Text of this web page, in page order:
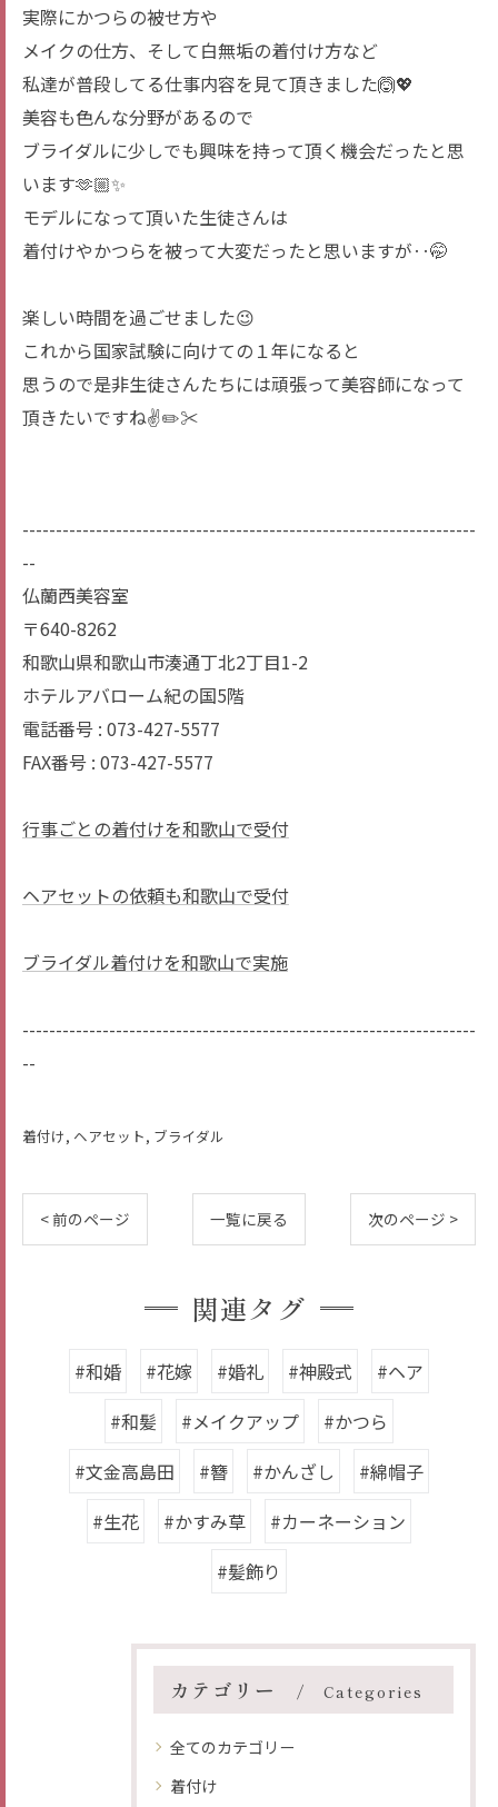
実際にかつらの被せ方や
メイクの仕方、そして白無垢の着付け方など
私達が普段してる仕事内容を見て頂きました🙆💖
美容も色んな分野があるので
ブライダルに少しでも興味を持って頂く機会だったと思
います🫶🏼✨
モデルになって頂いた生徒さんは
着付けやかつらを被って大変だったと思いますが‥🤭
楽しい時間を過ごせました😉
これから国家試験に向けての１年になると
思うので是非生徒さんたちには頑張って美容師になって
頂きたいですね✌✏️✂️
--------------------------------------------------------------------
--
仏蘭西美容室
〒640-8262
和歌山県和歌山市湊通丁北2丁目1-2
ホテルアバローム紀の国5階
電話番号 : 073-427-5577
FAX番号 : 073-427-5577
行事ごとの着付けを和歌山で受付
ヘアセットの依頼も和歌山で受付
ブライダル着付けを和歌山で実施
--------------------------------------------------------------------
--
着付け ヘアセット ブライダル
< 前のページ 一覧に戻る 次のページ >
関連タグ
#和婚 #花嫁 #婚礼 #神殿式
#ヘア
#和髪
#メイクアップ
#かつら
#文金高島田
#簪 #かんざし
#綿帽子
#生花
#かすみ草
#カーネーション
#髪飾り
カテゴリー Categories
全てのカテゴリー
着付け